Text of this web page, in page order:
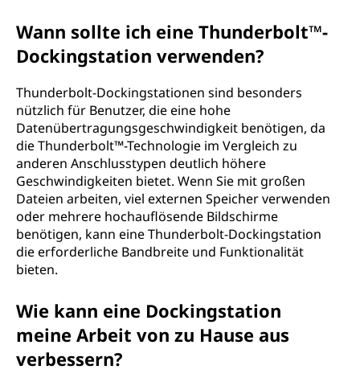
Wann sollte ich eine Thunderbolt™-
Dockingstation verwenden?
Thunderbolt-Dockingstationen sind besonders
nützlich für Benutzer, die eine hohe
Datenübertragungsgeschwindigkeit benötigen, da
die Thunderbolt™-Technologie im Vergleich zu
anderen Anschlusstypen deutlich höhere
Geschwindigkeiten bietet. Wenn Sie mit großen
Dateien arbeiten, viel externen Speicher verwenden
oder mehrere hochauflösende Bildschirme
benötigen, kann eine Thunderbolt-Dockingstation
die erforderliche Bandbreite und Funktionalität
bieten.
Wie kann eine Dockingstation
meine Arbeit von zu Hause aus
verbessern?